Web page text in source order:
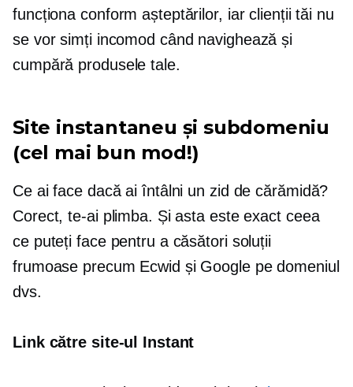
funcționa conform așteptărilor, iar clienții tăi nu
se vor simți incomod când navighează și
cumpără produsele tale.
Site instantaneu și subdomeniu
(cel mai bun mod!)
Ce ai face dacă ai întâlni un zid de cărămidă?
Corect, te-ai plimba. Și asta este exact ceea
ce puteți face pentru a căsători soluții
frumoase precum Ecwid și Google pe domeniul
dvs.
Link către site-ul Instant